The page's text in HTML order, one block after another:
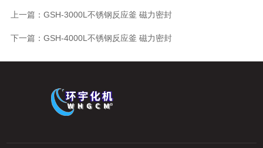
上一篇： GSH-3000L不锈钢反应釜 磁力密封
下一篇： GSH-4000L不锈钢反应釜 磁力密封